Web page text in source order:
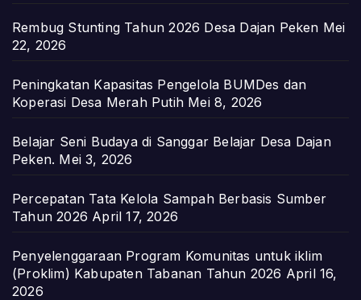
Rembug Stunting Tahun 2026 Desa Dajan Peken Mei
22, 2026
Peningkatan Kapasitas Pengelola BUMDes dan
Koperasi Desa Merah Putih Mei 8, 2026
Belajar Seni Budaya di Sanggar Belajar Desa Dajan
Peken. Mei 3, 2026
Percepatan Tata Kelola Sampah Berbasis Sumber
Tahun 2026 April 17, 2026
Penyelenggaraan Program Komunitas untuk iklim
(Proklim) Kabupaten Tabanan Tahun 2026 April 16,
2026